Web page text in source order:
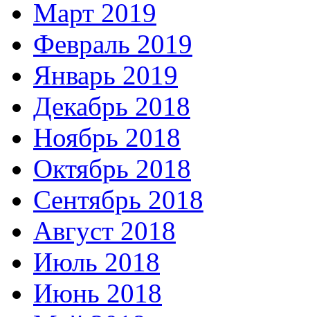
Март 2019
Февраль 2019
Январь 2019
Декабрь 2018
Ноябрь 2018
Октябрь 2018
Сентябрь 2018
Август 2018
Июль 2018
Июнь 2018